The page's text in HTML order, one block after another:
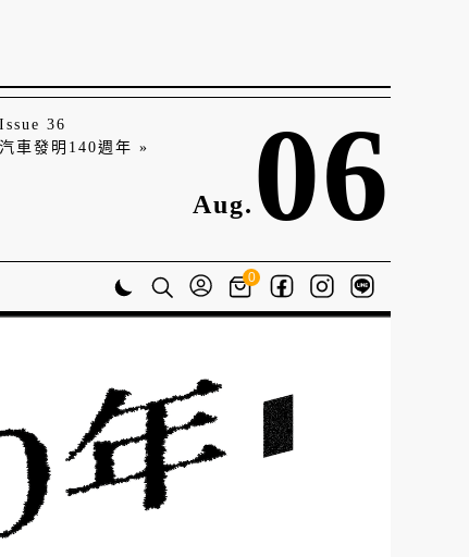
Issue 36
汽車發明140週年 »
Aug. 06
0